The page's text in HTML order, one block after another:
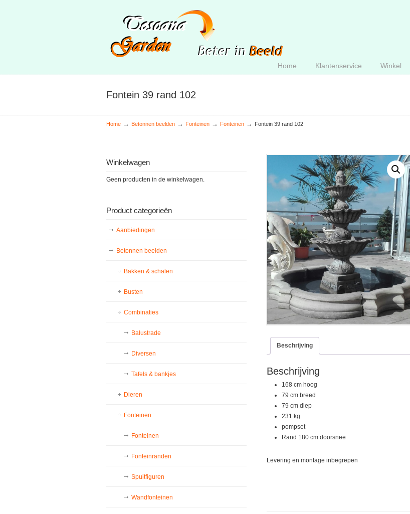
Home Klantenservice Winkel
Fontein 39 rand 102
Home → Betonnen beelden → Fonteinen → Fonteinen → Fontein 39 rand 102
Beschrijving
Beschrijving
168 cm hoog
79 cm breed
79 cm diep
231 kg
pompset
Rand 180 cm doorsnee
Levering en montage inbegrepen
Winkelwagen
Geen producten in de winkelwagen.
Product categorieën
Aanbiedingen
Betonnen beelden
Bakken & schalen
Busten
Combinaties
Balustrade
Diversen
Tafels & bankjes
Dieren
Fonteinen
Fonteinen
Fonteinranden
Spuitfiguren
Wandfonteinen